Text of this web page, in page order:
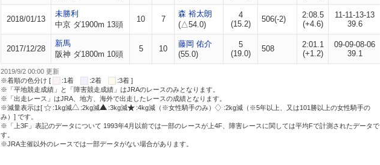
2018/01/13
未勝利
中京 ダ1900m 13頭
10 7
森 裕太朗
(△54.0)
4
(15.2)
506(-2)
2:08.5
(+4.6)
11-11-13-13
39.6
2017/12/28
新馬
阪神 ダ1800m 10頭
5 10
藤岡 佑介
(55.0)
5
(19.0)
508
2:01.1
(+1.2)
09-09-08-06
39.1
2019/9/2 00:00 更新
※着順の色分け [
:1着 :2着
:3着 ]
※「平地競走成績」と「障害競走成績」はJRAのレースのみとなります。
※「出走レース」はJRA、地方、海外で出走したレースの成績となります。
※減量表示は[
:1kg減 :2kg減 :3kg減 :4kg減（※女性騎手のみ）
:2kg減（※5年以上、又は101勝以上の女性騎手の
み）] です。
※「上3F」表記のデータについて 1993年4月以前では一部のレースが上4F、障害レースに関しては平均Fで計測されたデータで
す。
※JRA主催以外のレースでは一部データがない場合があります。